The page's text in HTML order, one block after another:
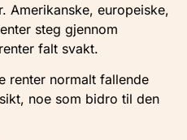
Amerikanske, europeiske,
steg gjennom
falt svakt.
renter normalt fallende
noe som bidro til den